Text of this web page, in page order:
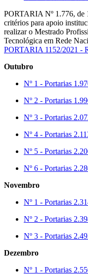
PORTARIA Nº 1.776, de
critérios para apoio
realizar o Mestrado
Tecnológica em Rede
PORTARIA 1152/2021 -
Outubro
Nº 1 - Portarias
Nº 2 - Portarias
Nº 3 - Portarias
Nº 4 - Portarias
Nº 5 - Portarias
Nº 6 - Portarias
Novembro
Nº 1 - Portarias
Nº 2 - Portarias
Nº 3 - Portarias
Dezembro
Nº 1 - Portarias